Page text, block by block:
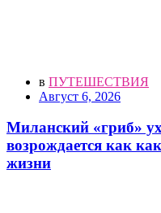
в ПУТЕШЕСТВИЯ
Август 6, 2026
Миланский «гриб»
возрождается как
жизни